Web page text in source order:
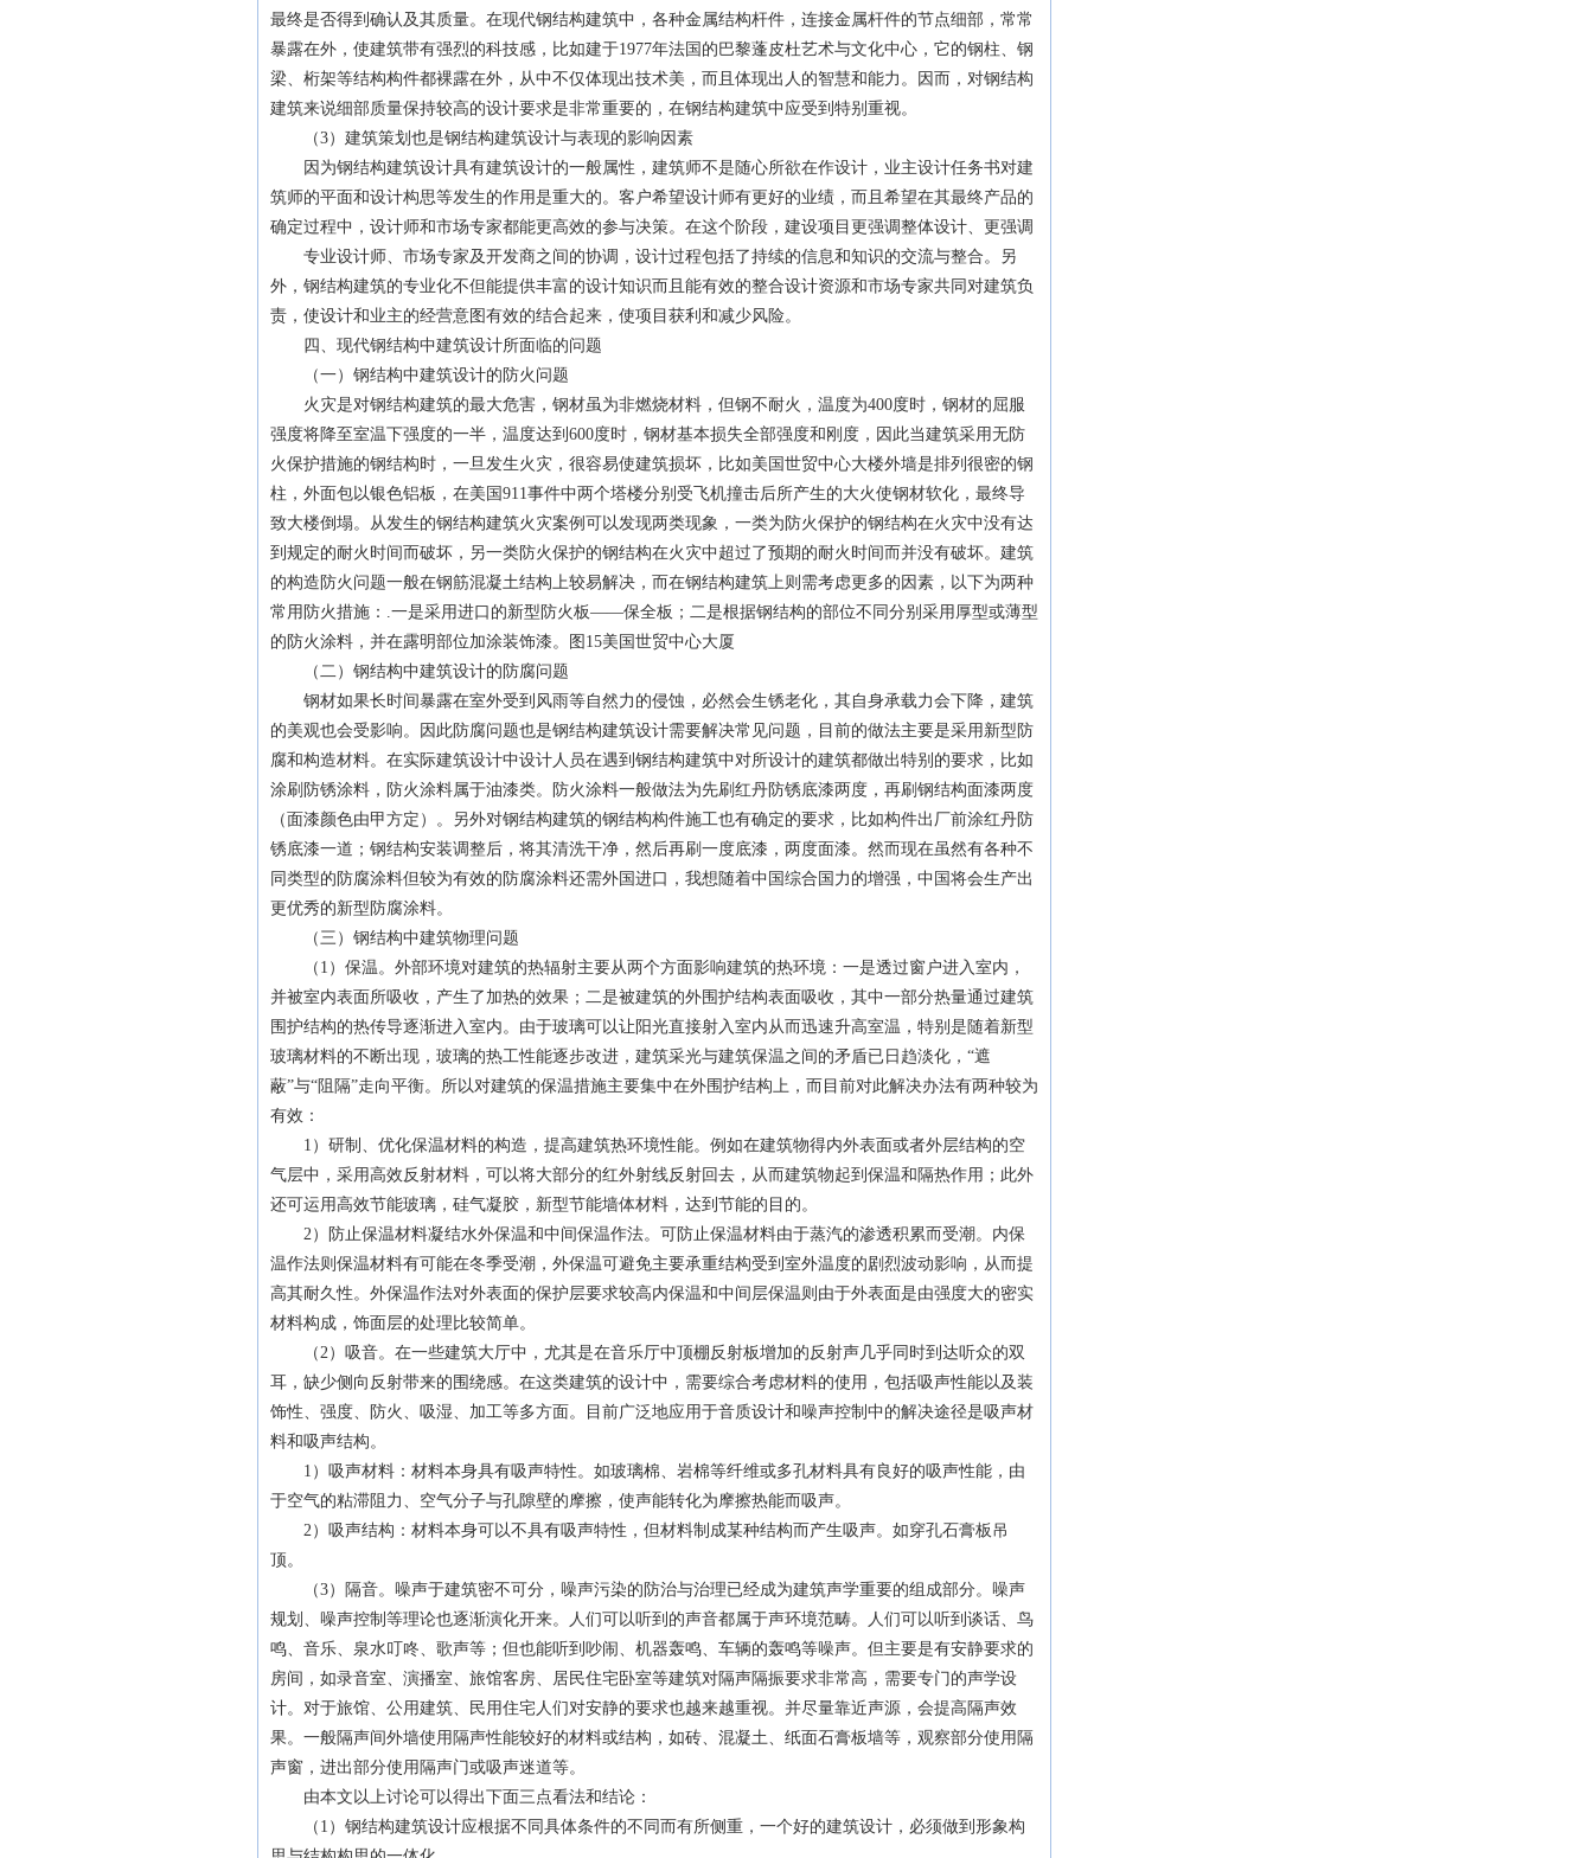
最终是否得到确认及其质量。在现代钢结构建筑中，各种金属结构杆件，连接金属杆件的节点细部，常常
暴露在外，使建筑带有强烈的科技感，比如建于1977年法国的巴黎蓬皮杜艺术与文化中心，它的钢柱、钢
梁、桁架等结构构件都裸露在外，从中不仅体现出技术美，而且体现出人的智慧和能力。因而，对钢结构
建筑来说细部质量保持较高的设计要求是非常重要的，在钢结构建筑中应受到特别重视。
（3）建筑策划也是钢结构建筑设计与表现的影响因素
因为钢结构建筑设计具有建筑设计的一般属性，建筑师不是随心所欲在作设计，业主设计任务书对建
筑师的平面和设计构思等发生的作用是重大的。客户希望设计师有更好的业绩，而且希望在其最终产品的
确定过程中，设计师和市场专家都能更高效的参与决策。在这个阶段，建设项目更强调整体设计、更强调
专业设计师、市场专家及开发商之间的协调，设计过程包括了持续的信息和知识的交流与整合。另
外，钢结构建筑的专业化不但能提供丰富的设计知识而且能有效的整合设计资源和市场专家共同对建筑负
责，使设计和业主的经营意图有效的结合起来，使项目获利和减少风险。
四、现代钢结构中建筑设计所面临的问题
（一）钢结构中建筑设计的防火问题
火灾是对钢结构建筑的最大危害，钢材虽为非燃烧材料，但钢不耐火，温度为400度时，钢材的屈服
强度将降至室温下强度的一半，温度达到600度时，钢材基本损失全部强度和刚度，因此当建筑采用无防
火保护措施的钢结构时，一旦发生火灾，很容易使建筑损坏，比如美国世贸中心大楼外墙是排列很密的钢
柱，外面包以银色铝板，在美国911事件中两个塔楼分别受飞机撞击后所产生的大火使钢材软化，最终导
致大楼倒塌。从发生的钢结构建筑火灾案例可以发现两类现象，一类为防火保护的钢结构在火灾中没有达
到规定的耐火时间而破坏，另一类防火保护的钢结构在火灾中超过了预期的耐火时间而并没有破坏。建筑
的构造防火问题一般在钢筋混凝土结构上较易解决，而在钢结构建筑上则需考虑更多的因素，以下为两种
常用防火措施：.一是采用进口的新型防火板——保全板；二是根据钢结构的部位不同分别采用厚型或薄型
的防火涂料，并在露明部位加涂装饰漆。图15美国世贸中心大厦
（二）钢结构中建筑设计的防腐问题
钢材如果长时间暴露在室外受到风雨等自然力的侵蚀，必然会生锈老化，其自身承载力会下降，建筑
的美观也会受影响。因此防腐问题也是钢结构建筑设计需要解决常见问题，目前的做法主要是采用新型防
腐和构造材料。在实际建筑设计中设计人员在遇到钢结构建筑中对所设计的建筑都做出特别的要求，比如
涂刷防锈涂料，防火涂料属于油漆类。防火涂料一般做法为先刷红丹防锈底漆两度，再刷钢结构面漆两度
（面漆颜色由甲方定）。另外对钢结构建筑的钢结构构件施工也有确定的要求，比如构件出厂前涂红丹防
锈底漆一道；钢结构安装调整后，将其清洗干净，然后再刷一度底漆，两度面漆。然而现在虽然有各种不
同类型的防腐涂料但较为有效的防腐涂料还需外国进口，我想随着中国综合国力的增强，中国将会生产出
更优秀的新型防腐涂料。
（三）钢结构中建筑物理问题
（1）保温。外部环境对建筑的热辐射主要从两个方面影响建筑的热环境：一是透过窗户进入室内，
并被室内表面所吸收，产生了加热的效果；二是被建筑的外围护结构表面吸收，其中一部分热量通过建筑
围护结构的热传导逐渐进入室内。由于玻璃可以让阳光直接射入室内从而迅速升高室温，特别是随着新型
玻璃材料的不断出现，玻璃的热工性能逐步改进，建筑采光与建筑保温之间的矛盾已日趋淡化，“遮
蔽”与“阻隔”走向平衡。所以对建筑的保温措施主要集中在外围护结构上，而目前对此解决办法有两种较为
有效：
1）研制、优化保温材料的构造，提高建筑热环境性能。例如在建筑物得内外表面或者外层结构的空
气层中，采用高效反射材料，可以将大部分的红外射线反射回去，从而建筑物起到保温和隔热作用；此外
还可运用高效节能玻璃，硅气凝胶，新型节能墙体材料，达到节能的目的。
2）防止保温材料凝结水外保温和中间保温作法。可防止保温材料由于蒸汽的渗透积累而受潮。内保
温作法则保温材料有可能在冬季受潮，外保温可避免主要承重结构受到室外温度的剧烈波动影响，从而提
高其耐久性。外保温作法对外表面的保护层要求较高内保温和中间层保温则由于外表面是由强度大的密实
材料构成，饰面层的处理比较简单。
（2）吸音。在一些建筑大厅中，尤其是在音乐厅中顶棚反射板增加的反射声几乎同时到达听众的双
耳，缺少侧向反射带来的围绕感。在这类建筑的设计中，需要综合考虑材料的使用，包括吸声性能以及装
饰性、强度、防火、吸湿、加工等多方面。目前广泛地应用于音质设计和噪声控制中的解决途径是吸声材
料和吸声结构。
1）吸声材料：材料本身具有吸声特性。如玻璃棉、岩棉等纤维或多孔材料具有良好的吸声性能，由
于空气的粘滞阻力、空气分子与孔隙壁的摩擦，使声能转化为摩擦热能而吸声。
2）吸声结构：材料本身可以不具有吸声特性，但材料制成某种结构而产生吸声。如穿孔石膏板吊
顶。
（3）隔音。噪声于建筑密不可分，噪声污染的防治与治理已经成为建筑声学重要的组成部分。噪声
规划、噪声控制等理论也逐渐演化开来。人们可以听到的声音都属于声环境范畴。人们可以听到谈话、鸟
鸣、音乐、泉水叮咚、歌声等；但也能听到吵闹、机器轰鸣、车辆的轰鸣等噪声。但主要是有安静要求的
房间，如录音室、演播室、旅馆客房、居民住宅卧室等建筑对隔声隔振要求非常高，需要专门的声学设
计。对于旅馆、公用建筑、民用住宅人们对安静的要求也越来越重视。并尽量靠近声源，会提高隔声效
果。一般隔声间外墙使用隔声性能较好的材料或结构，如砖、混凝土、纸面石膏板墙等，观察部分使用隔
声窗，进出部分使用隔声门或吸声迷道等。
由本文以上讨论可以得出下面三点看法和结论：
（1）钢结构建筑设计应根据不同具体条件的不同而有所侧重，一个好的建筑设计，必须做到形象构